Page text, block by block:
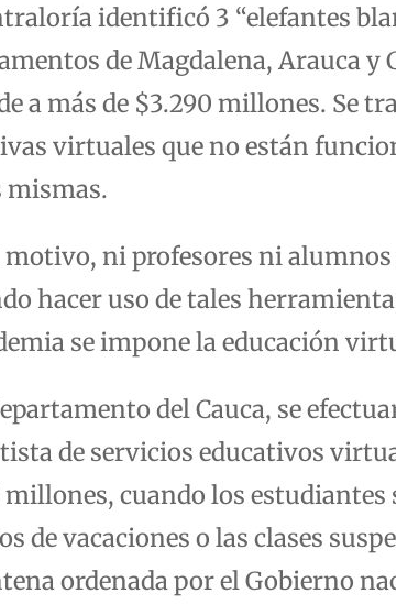
identificó 3 “elefantes
de Magdalena, Arauca y
a más de $3.290 millones. Se
virtuales que no están
mismas.
ni profesores ni alumnos
hacer uso de tales
se impone la educación
del Cauca, se
de servicios educativos
millones, cuando los estudiantes
de vacaciones o las clases
ordenada por el Gobierno